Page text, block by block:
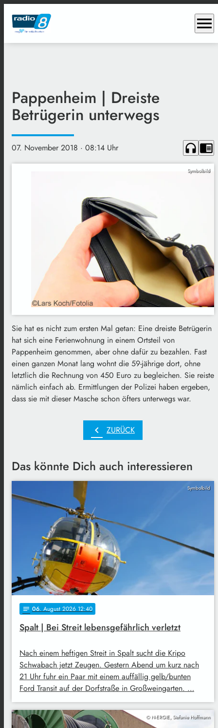
menu
Pappenheim | Dreiste
Betrügerin unterwegs
07. November 2018 · 08:14 Uhr headphones chrome_reader_mode
Symbolbild
Sie hat es nicht zum ersten Mal getan: Eine dreiste Betrügerin
hat sich eine Ferienwohnung in einem Ortsteil von
Pappenheim genommen, aber ohne dafür zu bezahlen. Fast
einen ganzen Monat lang wohnt die 59-jährige dort, ohne
letztlich die Rechnung von 450 Euro zu begleichen. Sie reiste
nämlich einfach ab. Ermittlungen der Polizei haben ergeben,
dass sie mit dieser Masche schon öfters unterwegs war.
chevron_left ZURÜCK
Das könnte Dich auch interessieren
Symbolbild
notes 06. August 2026 12:40
Spalt | Bei Streit lebensgefährlich verletzt
Nach einem heftigen Streit in Spalt sucht die Kripo
Schwabach jetzt Zeugen. Gestern Abend um kurz nach
21 Uhr fuhr ein Paar mit einem auffällig gelb/bunten
Ford Transit auf der Dorfstraße in Großweingarten. …
© N-ERGIE, Stefanie Hoffmann